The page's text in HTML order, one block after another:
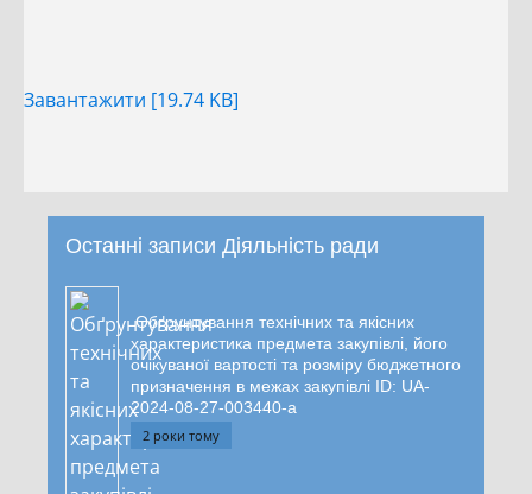
Завантажити [19.74 KB]
Останні записи Діяльність ради
Обґрунтування технічних та якісних
характеристика предмета закупівлі, його
очікуваної вартості та розміру бюджетного
призначення в межах закупівлі ID: UA-
2024-08-27-003440-a
2 роки тому